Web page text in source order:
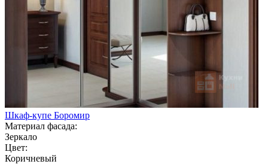
Шкаф-купе Боромир
Материал фасада:
Зеркало
Цвет:
Коричневый